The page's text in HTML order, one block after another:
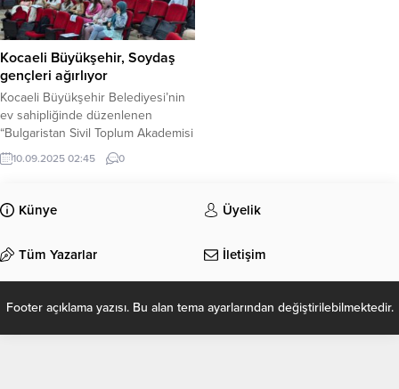
Kocaeli Büyükşehir, Soydaş
gençleri ağırlıyor
Kocaeli Büyükşehir Belediyesi’nin
ev sahipliğinde düzenlenen
“Bulgaristan Sivil Toplum Akademisi
4” kapsamında Kocaeli’ye gelen
soydaş gençler, Kandıra’da yoğun
10.09.2025 02:45 0
Künye Üyelik
Tüm Yazarlar İletişim
Footer açıklama yazısı. Bu alan tema ayarlarından değiştirilebilmektedir.